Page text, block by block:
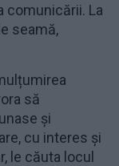
comunicării. La
seamă,
să
și
cu interes și
le căuta locul